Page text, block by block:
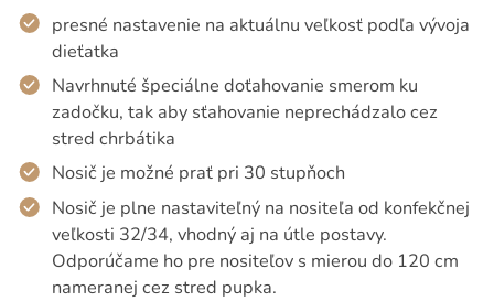
presné nastavenie na aktuálnu veľkosť podľa vývoja
dieťatka
Navrhnuté špeciálne doťahovanie smerom ku
zadočku, tak aby sťahovanie neprechádzalo cez
stred chrbátika
Nosič je možné prať pri 30 stupňoch
Nosič je plne nastaviteľný na nositeľa od konfekčnej
veľkosti 32/34, vhodný aj na útle postavy.
Odporúčame ho pre nositeľov s mierou do 120 cm
nameranej cez stred pupka.